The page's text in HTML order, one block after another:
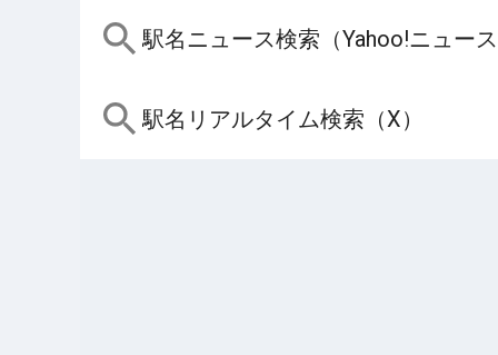
駅名ニュース検索（Yahoo!ニュー
駅名リアルタイム検索（X）